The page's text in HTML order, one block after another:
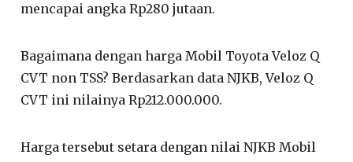
mencapai angka Rp280 jutaan.
Bagaimana dengan harga Mobil Toyota Veloz Q
CVT non TSS? Berdasarkan data NJKB, Veloz Q
CVT ini nilainya Rp212.000.000.
Harga tersebut setara dengan nilai NJKB Mobil